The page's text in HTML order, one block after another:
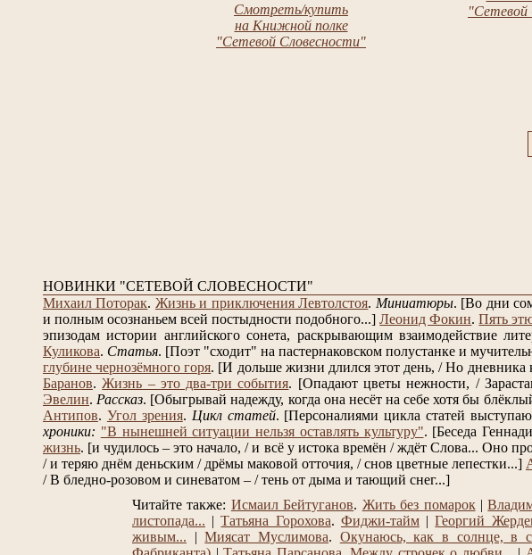
Смотреть/купить
на Книжной полке
"Сетевой Словесности"
"Сетевой
НОВИНКИ "СЕТЕВОЙ СЛОВЕСНОСТИ"
Михаил Поторак. Жизнь и приключения Левтолстоя. Миниатюры. [Во дни
и полным осознаньем всей постыдности подобного...] Леонид Фокин.Пять
эпизодам истории английского сонета, раскрывающим взаимодействие
Куликова. Статья. [Поэт "сходит" на пастернаковском полустанке и
глубине чернозёмного горя. [И дольше жизни длился этот день, / Но дневника
Баранов.Жизнь – это два-три события. [Опадают цветы нежности, /
Эвелин. Рассказ. [Обыгрывай надежду, когда она несёт на себе хотя бы
Антипов. Угол зрения. Цикл статей. [Персоналиями цикла статей
хроники: "В нынешней ситуации нельзя оставлять культуру". [Беседа
жизнь. [и чудилось – это начало, / и всё у истока времён / ждёт Слова... Оно
/ и теряю днём деньским / дрёмы маковой отточия, / снов цветные лепестки...]
/ В бледно-розовом и синеватом – / тень от дыма и тающий снег...]
Читайте также: Исмаил Бейтуганов. Жить без помарок|
листопада... |Татьяна Горохова. Фиджи-тайм|Георгий
живым... |Миясат Муслимова. Окунаюсь, как в солнце, в